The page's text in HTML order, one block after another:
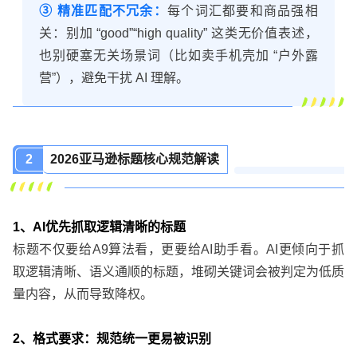
③ 精准匹配不冗余： 每个词汇都要和商品强相
关：别加 “good”“high quality” 这类无价值表述，
也别硬塞无关场景词（比如卖手机壳加 “户外露
营”），避免干扰 AI 理解。
2 2026亚马逊标题核心规范解读
1、AI优先抓取逻辑清晰的标题
标题不仅要给A9算法看，更要给AI助手看。AI更倾向于抓
取逻辑清晰、语义通顺的标题，堆砌关键词会被判定为低质
量内容，从而导致降权。
2、格式要求：规范统一更易被识别